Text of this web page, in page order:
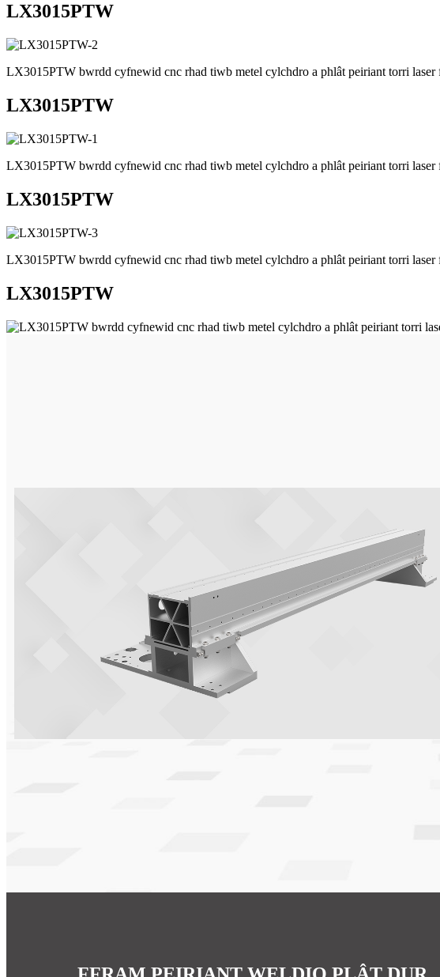
LX3015PTW
LX3015PTW bwrdd cyfnewid cnc rhad tiwb metel cylchdro a phlât peiriant torri
LX3015PTW
LX3015PTW bwrdd cyfnewid cnc rhad tiwb metel cylchdro a phlât peiriant torri
LX3015PTW
LX3015PTW bwrdd cyfnewid cnc rhad tiwb metel cylchdro a phlât peiriant torri
LX3015PTW